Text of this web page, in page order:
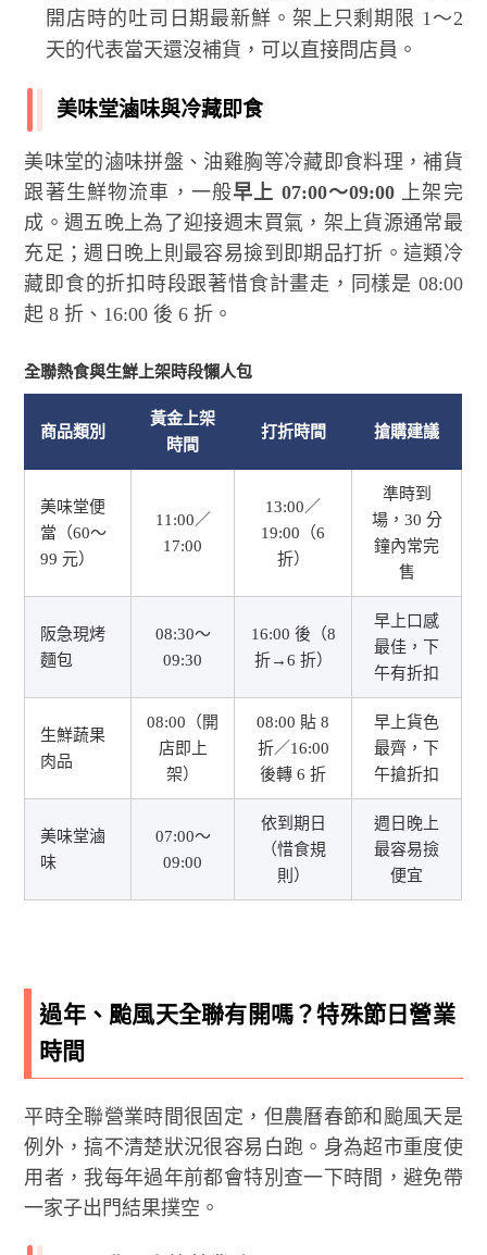
開店時的吐司日期最新鮮。架上只剩期限 1～2
天的代表當天還沒補貨，可以直接問店員。
美味堂滷味與冷藏即食
美味堂的滷味拼盤、油雞胸等冷藏即食料理，補貨
跟著生鮮物流車，一般早上 07:00～09:00 上架完
成。週五晚上為了迎接週末買氣，架上貨源通常最
充足；週日晚上則最容易撿到即期品打折。這類冷
藏即食的折扣時段跟著惜食計畫走，同樣是 08:00
起 8 折、16:00 後 6 折。
全聯熱食與生鮮上架時段懶人包
商品類別
黃金上架
時間
打折時間 搶購建議
美味堂便
當（60～
99 元）
11:00／
17:00
13:00／
19:00（6
折）
準時到
場，30 分
鐘內常完
售
阪急現烤
麵包
08:30～
09:30
16:00 後（8
折→6 折）
早上口感
最佳，下
午有折扣
生鮮蔬果
肉品
08:00（開
店即上
架）
08:00 貼 8
折／16:00
後轉 6 折
早上貨色
最齊，下
午搶折扣
美味堂滷
味
07:00～
09:00
依到期日
（惜食規
則）
週日晚上
最容易撿
便宜
過年、颱風天全聯有開嗎？特殊節日營業
時間
平時全聯營業時間很固定，但農曆春節和颱風天是
例外，搞不清楚狀況很容易白跑。身為超市重度使
用者，我每年過年前都會特別查一下時間，避免帶
一家子出門結果撲空。